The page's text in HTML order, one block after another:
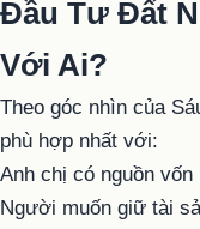
Đầu Tư Đất
Với Ai?
Theo góc nhìn của
phù hợp nhất với:
Anh chị có nguồn
Người muốn giữ tài